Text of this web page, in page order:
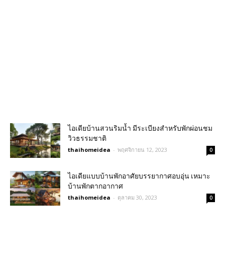
ไอเดียบ้านสวนริมน้ำ มีระเบียงสำหรับพักผ่อนชม
วิวธรรมชาติ
thaihomeidea - พฤศจิกายน 12, 2023 0
ไอเดียแบบบ้านพักอาศัยบรรยากาศอบอุ่น เหมาะ
บ้านพักตากอากาศ
thaihomeidea - ตุลาคม 30, 2023 0